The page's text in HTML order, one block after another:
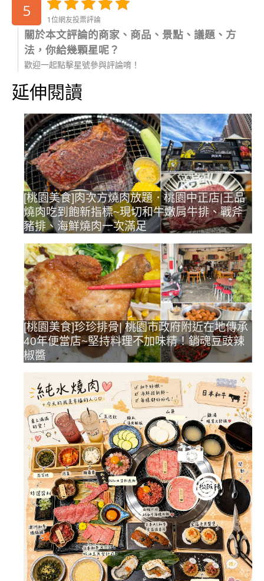
5 1位網友投票評論
關於本文評論的商家、商品、景點、議題、方
法，你給幾顆星呢？
歡迎一起點擊星號參與評論唷！
延伸閱讀
[桃園美食]肉次方燒肉放題．桃園中正店|王品
燒肉吃到飽新指標~現切和牛嫩肩牛排、戰斧
豬排、海鮮燒肉一次滿足
[桃園美食]珍珍排骨| 桃園市政府附近在地傳承
40年便當店~堅持料理不加味精！銷魂豆豉辣
椒醬